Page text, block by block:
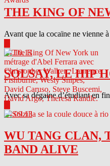
THE KING OF
Avant que la cocaïne ne vienne
04.10.13
SOLSAY, LE HIP
Avec sa dégaine d’étudiant en
04.09.13
WU TANG CLAN,
BAND ALIVE